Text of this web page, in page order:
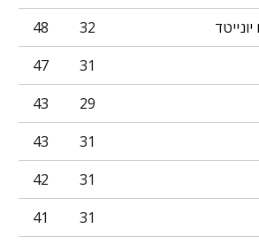
32
48
31
47
29
43
31
43
31
42
31
41